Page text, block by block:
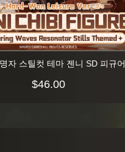
자 스틸컷 테마 젠니 SD 피규어
$46.00